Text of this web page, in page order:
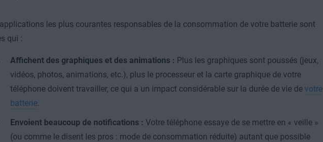
les plus courantes responsables de la consommation de votre batterie sont
qui :
Affichent des graphiques et des animations : Plus les graphiques sont poussés (jeux,
vidéos, photos, animations, etc.), plus le processeur et la carte graphique de votre
téléphone doivent travailler, ce qui a un impact considérable sur la durée de vie de votre
batterie.
Envoient beaucoup de notifications : Votre téléphone essaye de se mettre en « veille »
(ou comme le disent les pros : mode de consommation réduite) autant que possible